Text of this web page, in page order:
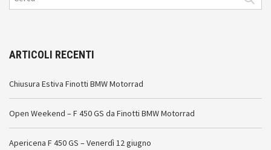
ARTICOLI RECENTI
Chiusura Estiva Finotti BMW Motorrad
Open Weekend – F 450 GS da Finotti BMW Motorrad
Apericena F 450 GS – Venerdì 12 giugno